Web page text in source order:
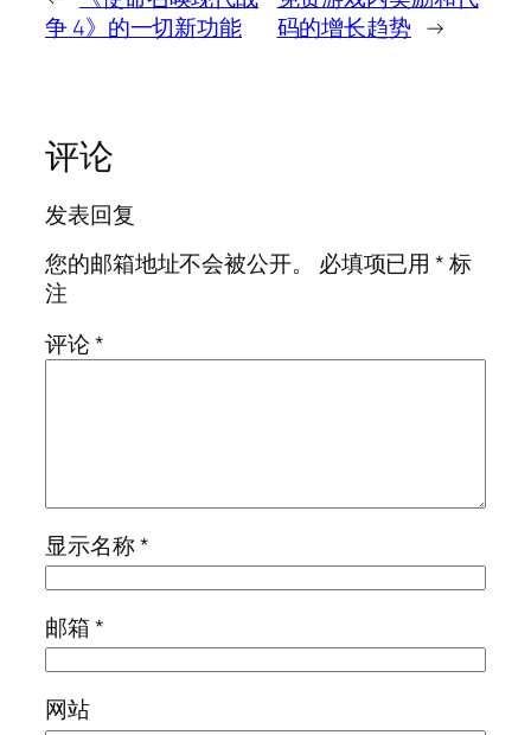
争 4》的一切新功能
码的增长趋势 →
评论
发表回复
您的邮箱地址不会被公开。
必填项已用*标
注
评论*
显示名称*
邮箱*
网站